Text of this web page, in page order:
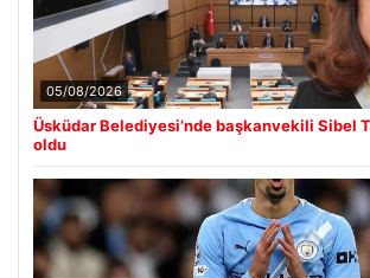
05/08/2026
Üsküdar Belediyesi’nde başkanvekili Sibel
oldu